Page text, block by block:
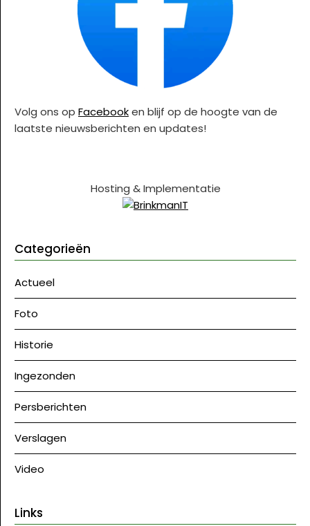
Volg ons op Facebooken blijf op de hoogte van de
laatste nieuwsberichten en updates!
Hosting & Implementatie
Categorieën
Actueel
Foto
Historie
Ingezonden
Persberichten
Verslagen
Video
Links